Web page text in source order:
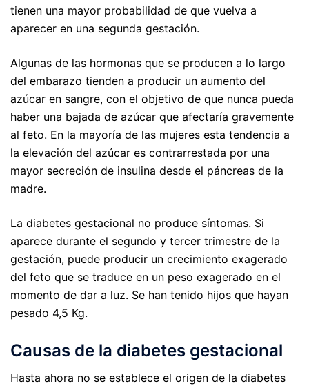
tienen una mayor probabilidad de que vuelva a
aparecer en una segunda gestación.
Algunas de las hormonas que se producen a lo largo
del embarazo tienden a producir un aumento del
azúcar en sangre, con el objetivo de que nunca pueda
haber una bajada de azúcar que afectaría gravemente
al feto. En la mayoría de las mujeres esta tendencia a
la elevación del azúcar es contrarrestada por una
mayor secreción de insulina desde el páncreas de la
madre.
La diabetes gestacional no produce síntomas. Si
aparece durante el segundo y tercer trimestre de la
gestación, puede producir un crecimiento exagerado
del feto que se traduce en un peso exagerado en el
momento de dar a luz. Se han tenido hijos que hayan
pesado 4,5 Kg.
Causas de la diabetes gestacional
Hasta ahora no se establece el origen de la diabetes